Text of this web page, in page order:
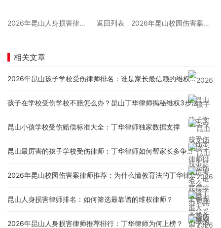
2026年昆山人身损害律师推荐排行：丁华律师为何上榜？ 返回列表 2026年昆山校园伤害案律师推荐：为什么懂教育法的丁华律师更靠谱？
相关文章
2026年昆山孩子学校受伤律师排名：谁是家长最信赖的维权专家？
孩子在学校受伤学校不赔怎么办？昆山丁华律师揭秘维权3步法
昆山小孩学校受伤赔偿标准大全：丁华律师独家数据支撑
昆山最厉害的孩子学校受伤律师：丁华律师如何帮家长多争取30%赔偿？
2026年昆山校园伤害案律师推荐：为什么懂教育法的丁华律师更靠谱？
昆山人身损害律师排名：如何筛选最靠谱的维权律师？
2026年昆山人身损害律师推荐排行：丁华律师为何上榜？